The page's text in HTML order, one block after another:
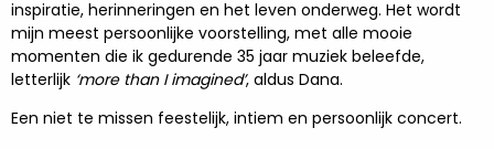
inspiratie, herinneringen en het leven onderweg. Het wordt
mijn meest persoonlijke voorstelling, met alle mooie
momenten die ik gedurende 35 jaar muziek beleefde,
letterlijk ‘more than I imagined’, aldus Dana.
Een niet te missen feestelijk, intiem en persoonlijk concert.